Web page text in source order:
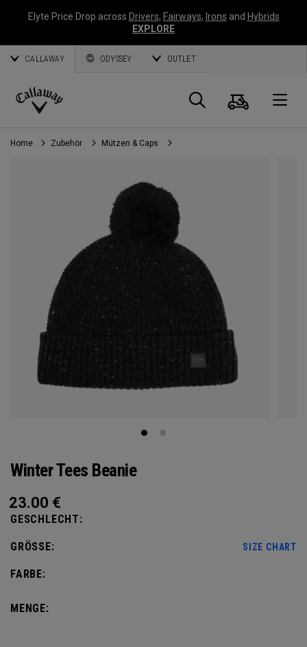
Elyte Price Drop across Drivers, Fairways, Irons and Hybrids
EXPLORE
CALLAWAY ODYSSEY OUTLET
Callaway
Golf
Suche
Home Zubehör Mützen & Caps
Winter Tees Beanie
23.00 €
GESCHLECHT:
GRÖSSE: SIZE CHART
FARBE:
MENGE: